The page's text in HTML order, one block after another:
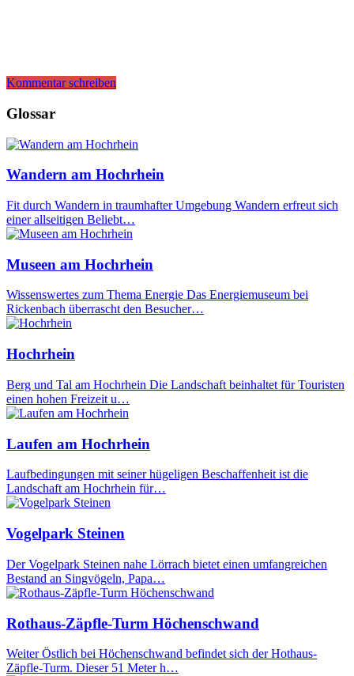
Kommentar schreiben
Glossar
Wandern am Hochrhein
Fit durch Wandern in traumhafter Umgebung Wandern erfreut sich
einer allseitigen Beliebt…
Museen am Hochrhein
Wissenswertes zum Thema Energie Das Energiemuseum bei
Rickenbach überrascht den Besucher…
Hochrhein
Berg und Tal am Hochrhein Die Landschaft beinhaltet für Touristen
einen hohen Freizeit u…
Laufen am Hochrhein
Laufbedingungen mit seiner hügeligen Beschaffenheit ist die
Landschaft am Hochrhein für…
Vogelpark Steinen
Der Vogelpark Steinen nahe Lörrach bietet einen umfangreichen
Bestand an Singvögeln, Papa…
Rothaus-Zäpfle-Turm Höchenschwand
Weiter Östlich bei Höchenschwand befindet sich der Hothaus-
Zäpfle-Turm. Dieser 51 Meter h…